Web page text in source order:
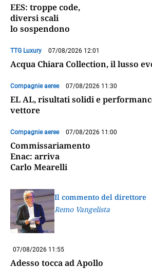
EES: troppe code,
diversi scali
lo sospendono
TTG Luxury 07/08/2026 12:01
Acqua Chiara Collection, il lusso
Compagnie aeree 07/08/2026 11:30
EL AL, risultati solidi e
vettore
Compagnie aeree 07/08/2026 11:00
Commissariamento
Enac: arriva
Carlo Mearelli
Il commento del direttore
Remo Vangelista
07/08/2026 11:55
Adesso tocca ad Apollo